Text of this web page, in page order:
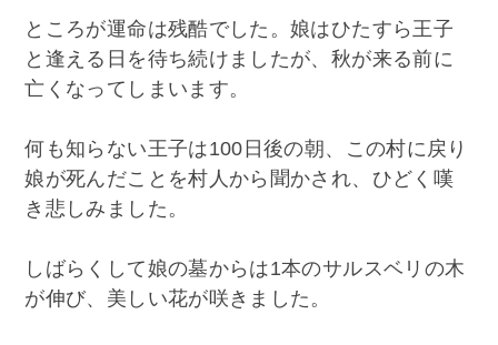
ところが運命は残酷でした。娘はひたすら王子
と逢える日を待ち続けましたが、秋が来る前に
亡くなってしまいます。
何も知らない王子は100日後の朝、この村に戻り
娘が死んだことを村人から聞かされ、ひどく嘆
き悲しみました。
しばらくして娘の墓からは1本のサルスベリの木
が伸び、美しい花が咲きました。